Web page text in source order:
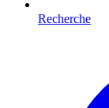
Recherche